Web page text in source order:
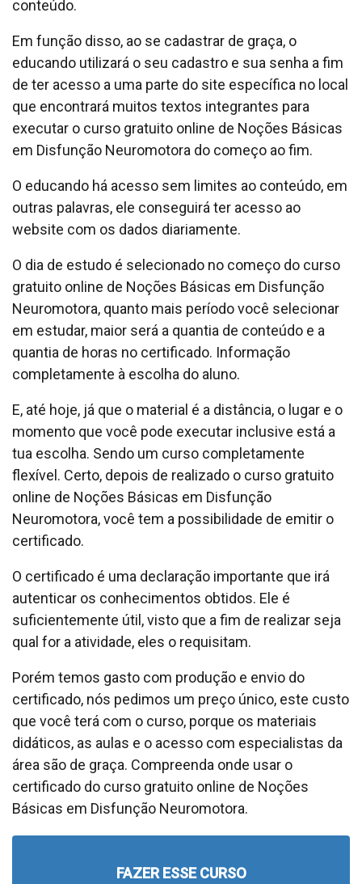
conteúdo.
Em função disso, ao se cadastrar de graça, o
educando utilizará o seu cadastro e sua senha a fim
de ter acesso a uma parte do site específica no local
que encontrará muitos textos integrantes para
executar o curso gratuito online de Noções Básicas
em Disfunção Neuromotora do começo ao fim.
O educando há acesso sem limites ao conteúdo, em
outras palavras, ele conseguirá ter acesso ao
website com os dados diariamente.
O dia de estudo é selecionado no começo do curso
gratuito online de Noções Básicas em Disfunção
Neuromotora, quanto mais período você selecionar
em estudar, maior será a quantia de conteúdo e a
quantia de horas no certificado. Informação
completamente à escolha do aluno.
E, até hoje, já que o material é a distância, o lugar e o
momento que você pode executar inclusive está a
tua escolha. Sendo um curso completamente
flexível. Certo, depois de realizado o curso gratuito
online de Noções Básicas em Disfunção
Neuromotora, você tem a possibilidade de emitir o
certificado.
O certificado é uma declaração importante que irá
autenticar os conhecimentos obtidos. Ele é
suficientemente útil, visto que a fim de realizar seja
qual for a atividade, eles o requisitam.
Porém temos gasto com produção e envio do
certificado, nós pedimos um preço único, este custo
que você terá com o curso, porque os materiais
didáticos, as aulas e o acesso com especialistas da
área são de graça. Compreenda onde usar o
certificado do curso gratuito online de Noções
Básicas em Disfunção Neuromotora.
FAZER ESSE CURSO